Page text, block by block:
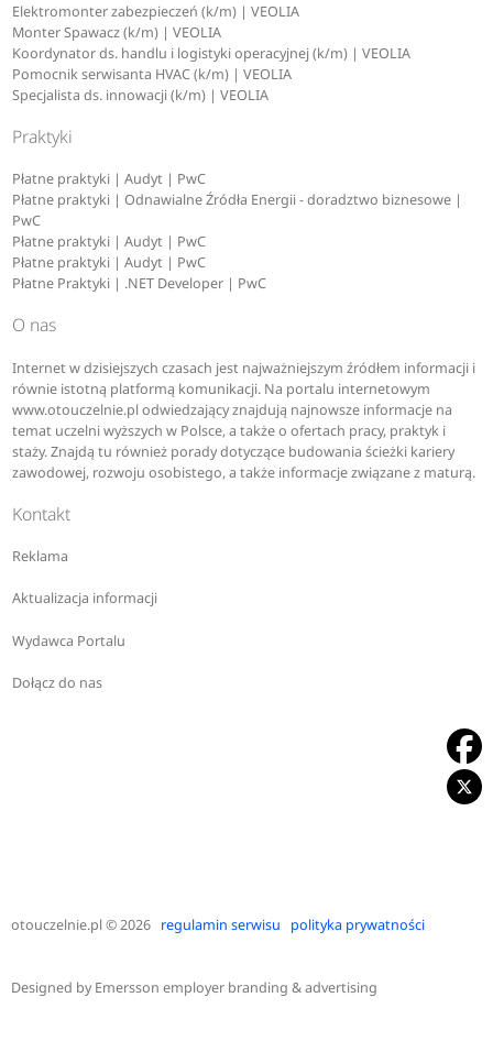
Elektromonter zabezpieczeń (k/m) | VEOLIA
Monter Spawacz (k/m) | VEOLIA
Koordynator ds. handlu i logistyki operacyjnej (k/m) | VEOLIA
Pomocnik serwisanta HVAC (k/m) | VEOLIA
Specjalista ds. innowacji (k/m) | VEOLIA
Praktyki
Płatne praktyki | Audyt | PwC
Płatne praktyki | Odnawialne Źródła Energii - doradztwo biznesowe |
PwC
Płatne praktyki | Audyt | PwC
Płatne praktyki | Audyt | PwC
Płatne Praktyki | .NET Developer | PwC
O nas
Internet w dzisiejszych czasach jest najważniejszym źródłem informacji i
równie istotną platformą komunikacji. Na portalu internetowym
www.otouczelnie.pl odwiedzający znajdują najnowsze informacje na
temat uczelni wyższych w Polsce, a także o ofertach pracy, praktyk i
staży. Znajdą tu również porady dotyczące budowania ścieżki kariery
zawodowej, rozwoju osobistego, a także informacje związane z maturą.
Kontakt
Reklama
Aktualizacja informacji
Wydawca Portalu
Dołącz do nas
otouczelnie.pl© 2026 regulamin serwisu polityka prywatności
Designed byEmersson employer branding & advertising